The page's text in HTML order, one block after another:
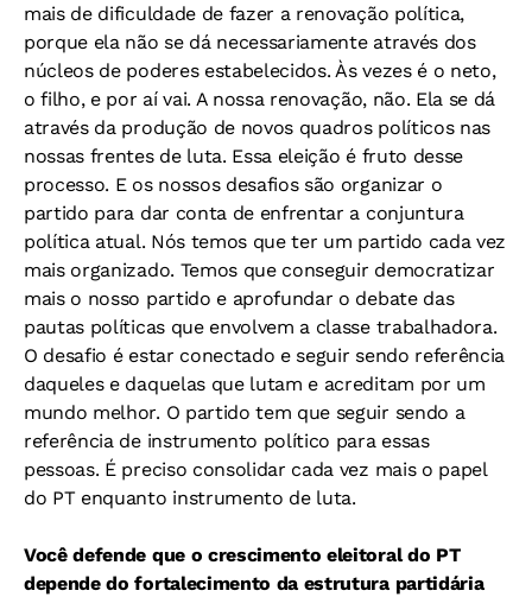
mais de dificuldade de fazer a renovação política,
porque ela não se dá necessariamente através dos
núcleos de poderes estabelecidos. Às vezes é o neto,
o filho, e por aí vai. A nossa renovação, não. Ela se dá
através da produção de novos quadros políticos nas
nossas frentes de luta. Essa eleição é fruto desse
processo. E os nossos desafios são organizar o
partido para dar conta de enfrentar a conjuntura
política atual. Nós temos que ter um partido cada vez
mais organizado. Temos que conseguir democratizar
mais o nosso partido e aprofundar o debate das
pautas políticas que envolvem a classe trabalhadora.
O desafio é estar conectado e seguir sendo referência
daqueles e daquelas que lutam e acreditam por um
mundo melhor. O partido tem que seguir sendo a
referência de instrumento político para essas
pessoas. É preciso consolidar cada vez mais o papel
do PT enquanto instrumento de luta.
Você defende que o crescimento eleitoral do PT
depende do fortalecimento da estrutura partidária